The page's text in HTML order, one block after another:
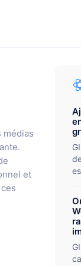
médias
et
s
n